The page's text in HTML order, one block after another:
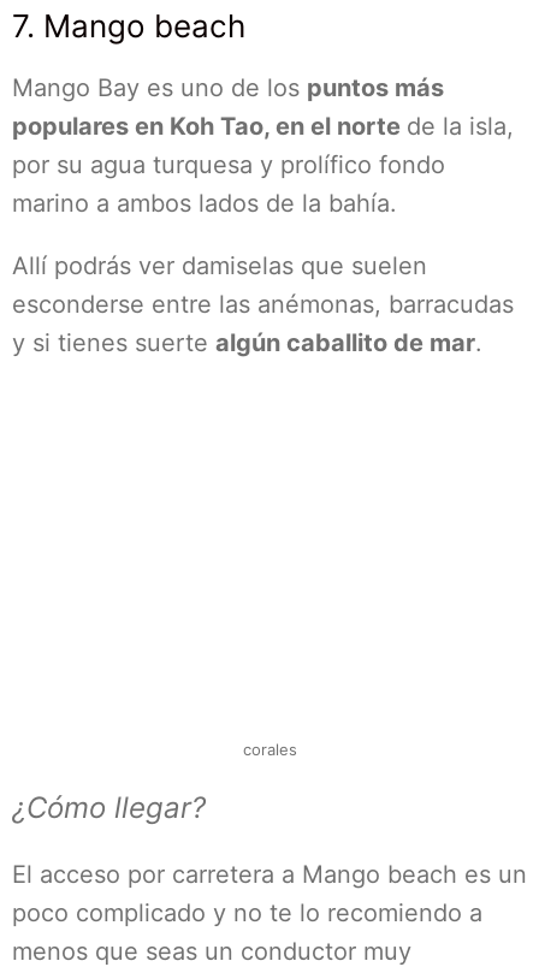
7. Mango beach
Mango Bay es uno de los puntos más
populares en Koh Tao, en el norte de la isla,
por su agua turquesa y prolífico fondo
marino a ambos lados de la bahía.
Allí podrás ver damiselas que suelen
esconderse entre las anémonas, barracudas
y si tienes suerte algún caballito de mar.
corales
¿Cómo llegar?
El acceso por carretera a Mango beach es un
poco complicado y no te lo recomiendo a
menos que seas un conductor muy